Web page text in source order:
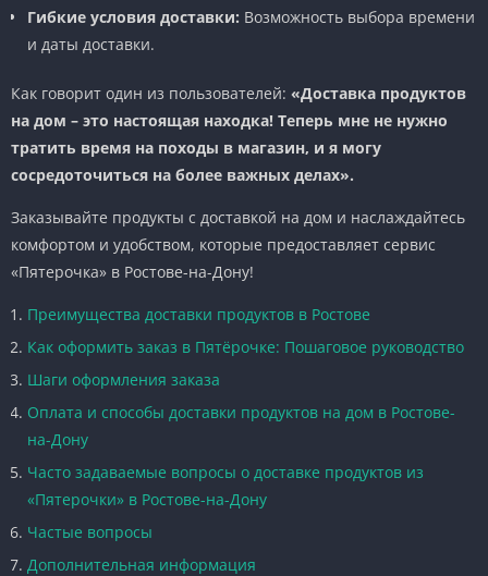
Гибкие условия доставки: Возможность выбора времени
и даты доставки.
Как говорит один из пользователей: «Доставка продуктов
на дом – это настоящая находка! Теперь мне не нужно
тратить время на походы в магазин, и я могу
сосредоточиться на более важных делах».
Заказывайте продукты с доставкой на дом и наслаждайтесь
комфортом и удобством, которые предоставляет сервис
«Пятерочка» в Ростове-на-Дону!
Преимущества доставки продуктов в Ростове
Как оформить заказ в Пятёрочке: Пошаговое руководство
Шаги оформления заказа
Оплата и способы доставки продуктов на дом в Ростове-
на-Дону
Часто задаваемые вопросы о доставке продуктов из
«Пятерочки» в Ростове-на-Дону
Частые вопросы
Дополнительная информация